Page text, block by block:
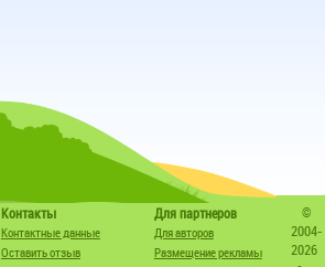
Контакты
Контактные данные
Оставить отзыв
Для партнеров
Для авторов
Размещение рекламы
©
2004-
2026